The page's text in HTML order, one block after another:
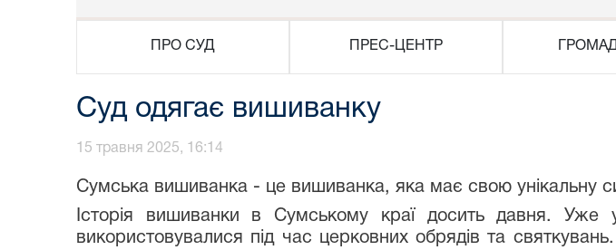
ПРО СУД ПРЕС-ЦЕНТР
Суд одягає вишиванку
15 травня 2025, 16:14
Сумська вишиванка - це вишиванка, яка має свою унікальну
Історія вишиванки в Сумському краї досить давня. Уже
використовувалися під час церковних обрядів та